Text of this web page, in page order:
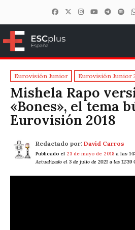
ESCplus España
Eurovisión Junior Eurovisión Junior
Mishela Rapo
«Bones», el tema
Eurovisión 2018
Redactado por: David Carros
Publicado el 23 de mayo de 2018 a las
Actualizado el 3 de julio de 2021 a las 12:39